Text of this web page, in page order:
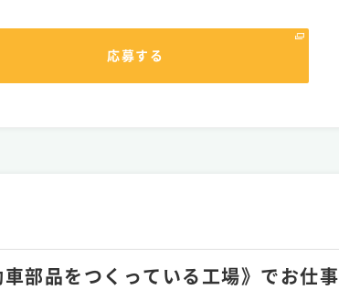
応募する
部品をつくっている工場》でお仕事